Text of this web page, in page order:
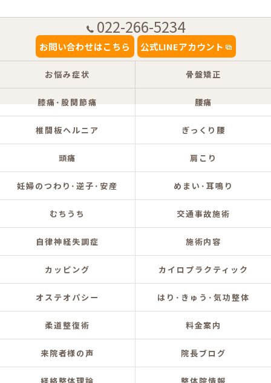
022-266-5234
お問い合わせはこちら 公式LINEアカウント
お悩み症状 骨盤矯正
膝痛･股関節痛 腰痛
椎間板ヘルニア ぎっくり腰
頭痛 肩こり
妊婦のつわり･逆子･安産 めまい･耳鳴り
むちうち 交通事故施術
自律神経失調症 施術内容
カッピング カイロプラクティック
オステオパシー はり･きゅう･気功整体
柔道整復術 料金案内
来院者様の声 院長ブログ